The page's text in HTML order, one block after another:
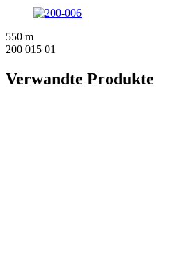
550 m
200 015 01
Verwandte Produkte